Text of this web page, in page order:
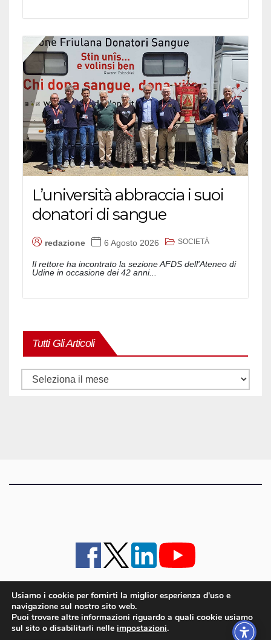
L’università abbraccia i suoi
donatori di sangue
redazione 6 Agosto 2026 SOCIETÀ
Il rettore ha incontrato la sezione AFDS dell'Ateneo di
Udine in occasione dei 42 anni...
Tutti Gli Articoli
Tutti
iMagazine · contatti e staff · lavora con noi
Cookie policy UE
iMagazine è un marchio di proprietà di Goliardica Editrice redazione in via Aquileia 64a,
Usiamo i cookie per fornirti la miglior esperienza d'uso e
navigazione sul nostro sito web.
Puoi trovare altre informazioni riguardo a quali cookie usiamo
sul sito o disabilitarli nelle impostazioni.